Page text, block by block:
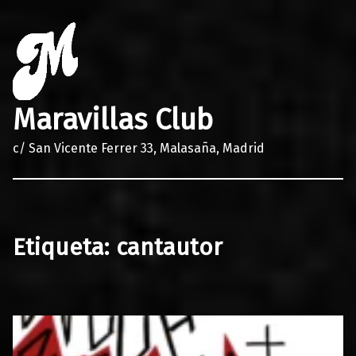
Maravillas Club
c/ San Vicente Ferrer 33, Malasaña, Madrid
Etiqueta: cantautor